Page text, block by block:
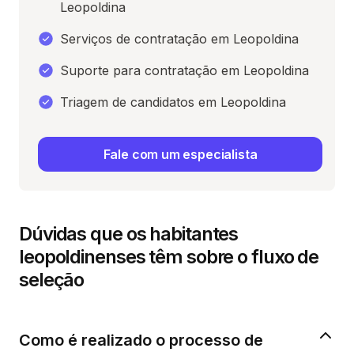
Dúvidas que os habitantes
leopoldinenses têm sobre o fluxo de
seleção
Como é realizado o processo de
Leopoldina
Serviços de contratação em Leopoldina
Suporte para contratação em Leopoldina
Triagem de candidatos em Leopoldina
Fale com um especialista